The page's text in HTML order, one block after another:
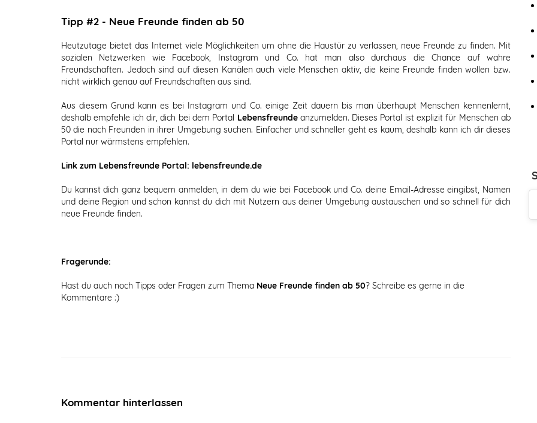
Tipp #2 - Neue Freunde finden ab 50
Heutzutage bietet das Internet viele Möglichkeiten um ohne die Haustür zu verlassen, neue Freunde zu finden. Mit
sozialen Netzwerken wie Facebook, Instagram und Co. hat man also durchaus die Chance auf wahre
Freundschaften. Jedoch sind auf diesen Kanälen auch viele Menschen aktiv, die keine Freunde finden wollen bzw.
nicht wirklich genau auf Freundschaften aus sind.
Aus diesem Grund kann es bei Instagram und Co. einige Zeit dauern bis man überhaupt Menschen kennenlernt,
deshalb empfehle ich dir, dich bei dem Portal Lebensfreundeanzumelden. Dieses Portal ist explizit für Menschen ab
50 die nach Freunden in ihrer Umgebung suchen. Einfacher und schneller geht es kaum, deshalb kann ich dir dieses
Portal nur wärmstens empfehlen.
Link zum Lebensfreunde Portal: lebensfreunde.de
Du kannst dich ganz bequem anmelden, in dem du wie bei Facebook und Co. deine Email-Adresse eingibst, Namen
und deine Region und schon kannst du dich mit Nutzern aus deiner Umgebung austauschen und so schnell für dich
neue Freunde finden.
Fragerunde:
Hast du auch noch Tipps oder Fragen zum Thema Neue Freunde finden ab 50? Schreibe es gerne in die
Kommentare :)
Kommentar hinterlassen